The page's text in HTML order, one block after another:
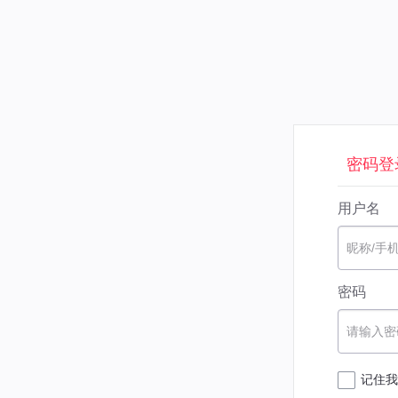
密码登
用户名
昵称/手
密码
请输入
记住我